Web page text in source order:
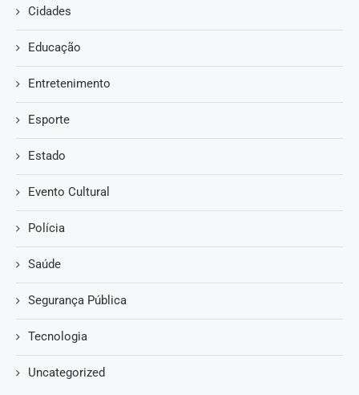
Cidades
Educação
Entretenimento
Esporte
Estado
Evento Cultural
Polícia
Saúde
Segurança Pública
Tecnologia
Uncategorized